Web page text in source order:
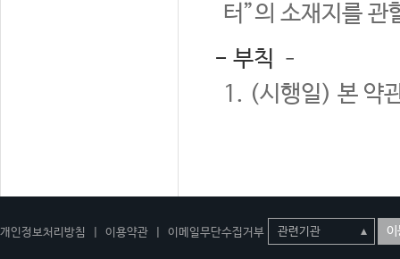
터”의 소재지를 관
- 부칙 –
1. (시행일) 본 약
개인정보처리방침 이용약관 이메일무단수집거부 이